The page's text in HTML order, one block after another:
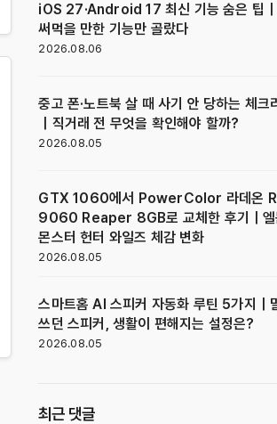
iOS 27·Android 17 최신 기능 숨은 팁
써먹을 만한 기능만 골랐다
2026.08.06
중고 폰·노트북 살 때 사기 안 당하는 체크
｜직거래 전 무엇을 확인해야 할까?
2026.08.05
GTX 1060에서 PowerColor 라데온
9060 Reaper 8GB로 교체한 후기｜엘
몬스터 헌터 와일즈 체감 변화
2026.08.05
스마트홈 AI 스피커 자동화 루틴 5가지｜
쓰던 스피커, 생활이 편해지는 설정은?
2026.08.05
최근 댓글